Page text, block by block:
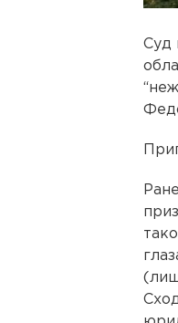
Суд